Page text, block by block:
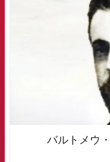
バルトメウ